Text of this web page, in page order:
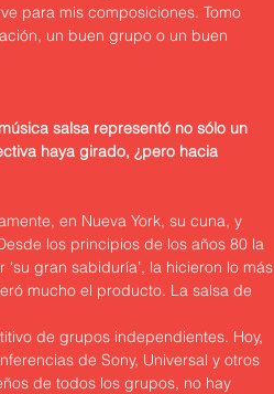
para mis composiciones. Tomo
un buen grupo o un buen
salsa representó no sólo un
haya girado, ¿pero hacia
en Nueva York, su cuna, y
los principios de los años 80 la
gran sabiduría’, la hicieron lo más
mucho el producto. La salsa de
de grupos independientes. Hoy,
de Sony, Universal y otros
de todos los grupos, no hay